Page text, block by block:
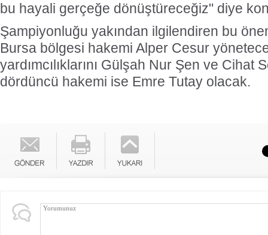
bu hayali gerçeğe dönüştüreceğiz" diye
Şampiyonluğu yakından ilgilendiren bu
Bursa bölgesi hakemi Alper Cesur
yardımcılıklarını Gülşah Nur Şen ve Cihat
dördüncü hakemi ise Emre Tutay olacak.